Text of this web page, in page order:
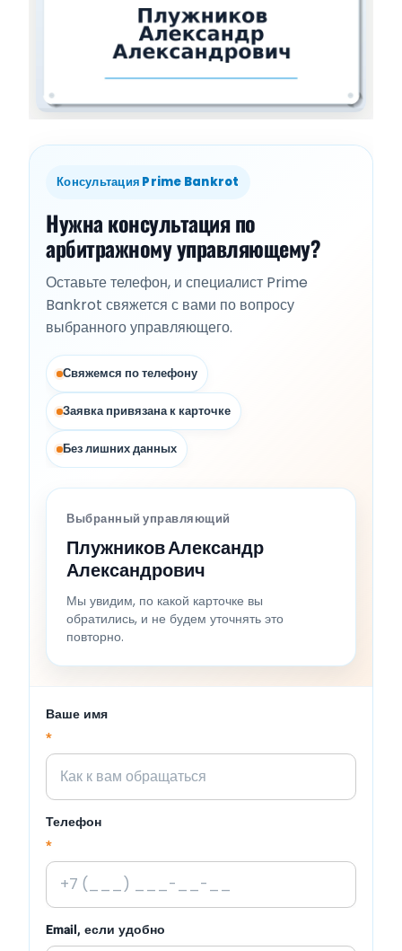
Консультация Prime Bankrot
Нужна консультация по
арбитражному управляющему?
Оставьте телефон, и специалист Prime
Bankrot свяжется с вами по вопросу
выбранного управляющего.
Свяжемся по телефону
Заявка привязана к карточке
Без лишних данных
Выбранный управляющий
Плужников Александр
Александрович
Мы увидим, по какой карточке вы
обратились, и не будем уточнять это
повторно.
Ваше имя
*
Телефон
*
Email, если удобно